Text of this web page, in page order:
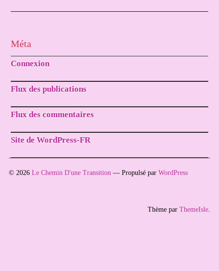
Méta
Connexion
Flux des publications
Flux des commentaires
Site de WordPress-FR
© 2026 Le Chemin D'une Transition— Propulsé par WordPress
Thème parThemeIsle.